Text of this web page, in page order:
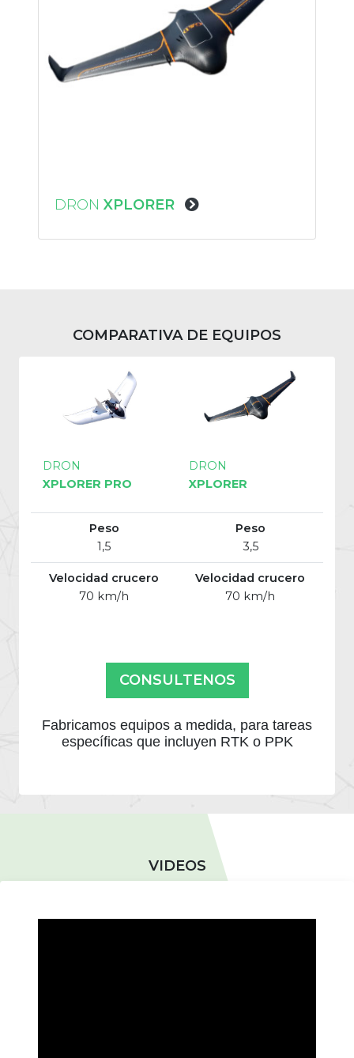
DRON XPLORER
COMPARATIVA DE EQUIPOS
DRON
XPLORER PRO
DRON
XPLORER
Peso
1,5
Peso
3,5
Velocidad crucero
70 km/h
Velocidad crucero
70 km/h
CONSULTENOS
Fabricamos equipos a medida, para tareas
específicas que incluyen RTK o PPK
VIDEOS